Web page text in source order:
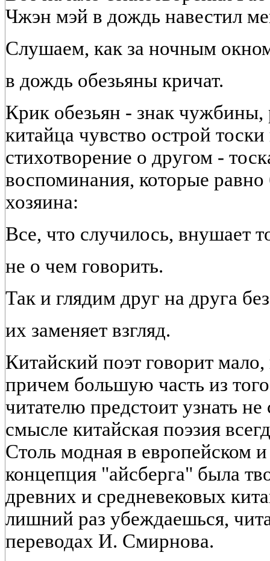
Чжэн мэй в дождь навестил
Слушаем, как за ночным
в дождь обезьяны кричат.
Крик обезьян - знак
китайца чувство острой
стихотворение о другом -
воспоминания, которые равно
хозяина:
Все, что случилось, внушает
не о чем говорить.
Так и глядим друг на друга
их заменяет взгляд.
Китайский поэт говорит
причем большую часть из
читателю предстоит узнать
смысле китайская поэзия
Столь модная в европейском
концепция "айсберга" была
древних и средневековых
лишний раз убеждаешься,
переводах И. Смирнова.